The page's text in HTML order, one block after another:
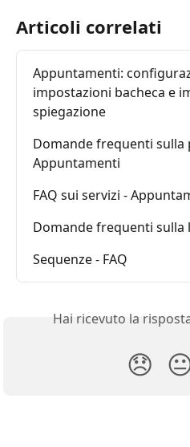
Articoli correlati
Appuntamenti:
impostazioni bacheca e
spiegazione
Domande frequenti
Appuntamenti
FAQ sui servizi -
Domande frequenti sulla
Sequenze - FAQ
Hai ricevuto la
😞